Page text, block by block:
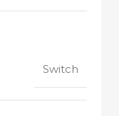
Switch